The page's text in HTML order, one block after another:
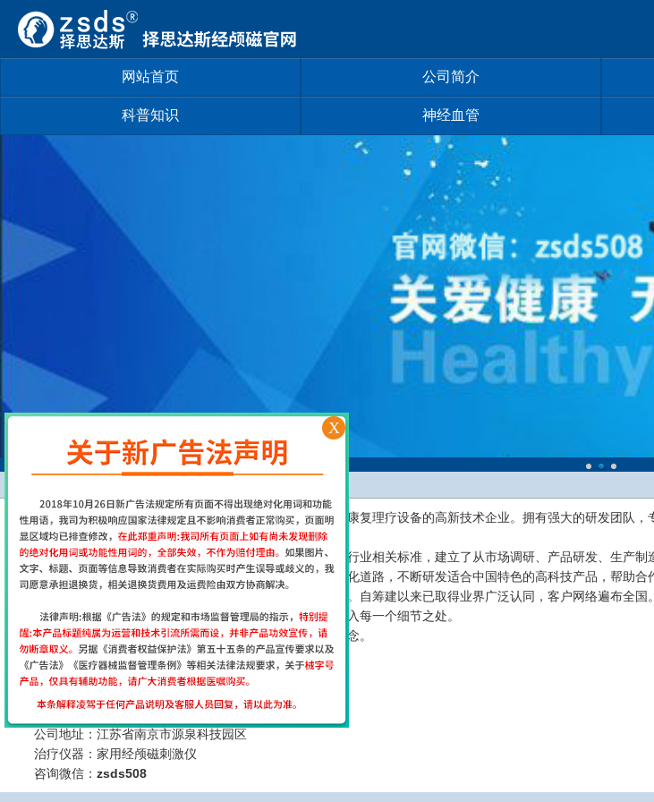
网站首页 公司简介
科普知识 神经血管
公司位于江苏南京，是一家专业致力于研发、生产、销售康复理疗设备的高新技术企业。拥有强大的研发团队
公司。
择思达斯经颅磁坚持以质量为生存之本，依据国家及康复行业相关标准，建立了从市场调研、产品研发、生产
康复科以及个人用户进行了友好的合作，坚持科技成果的产业化道路，不断研发适合中国特色的高科技产品，帮助合
公司以产品为导向，视用户为上帝，厚德载物，以人为本。自筹建以来已取得业界广泛认同，客户网络遍布全国。
我们始终坚持以人类健康为己任，将热情、真诚、责任融入每一个细节之处。
公司经营理念：致力于康复事业发展，引领健康生活新理念。
公司服务宗旨：提供完善服务直至客户感动。
贴心——一切以患者的康复为宗旨
公司地址：江苏省南京市源泉科技园区
治疗仪器：家用经颅磁刺激仪
咨询微信： zsds508
X